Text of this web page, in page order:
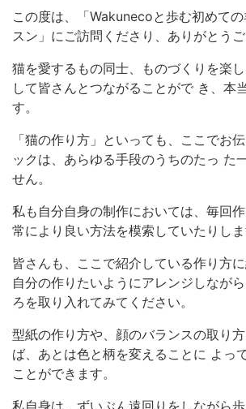
この度は、「Wakunecoと歩む初めて
スン」にご訪問くださり、ありがとうご
猫を愛するもの同士、ものづくりを楽
して皆さんとつながることがで き、本
す。
「猫の作り方」といっても、ここでお
ックは、あらゆる手段のうちのたっ た
せん。
私も自分自身の制作においては、毎回作
常により良い方法を模索していたりしま
皆さんも、ここで紹介している作り方
自分の作りたいようにアレンジしなが
ろを取り入れてみてください。
型紙の作り方や、顔のバランスの取り
ば、あとは色と柄を変えることに よっ
ことができます。
私自身は、ずいぶん遠回りをしながら